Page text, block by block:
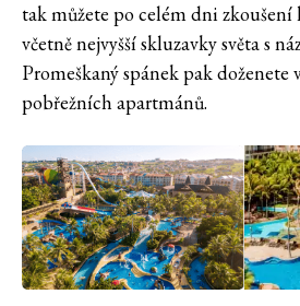
tak můžete po celém dni
včetně nejvyšší skluzavky světa s
Promeškaný spánek pak
pobřežních apartmánů.